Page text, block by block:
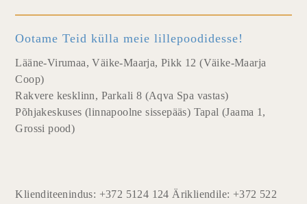
Ootame Teid külla meie lillepoodidesse!
Lääne-Virumaa, Väike-Maarja, Pikk 12 (Väike-Maarja
Coop)
Rakvere kesklinn, Parkali 8 (Aqva Spa vastas)
Põhjakeskuses (linnapoolne sissepääs) Tapal (Jaama 1,
Grossi pood)
Klienditeenindus: +372 5124 124 Ärikliendile: +372 522